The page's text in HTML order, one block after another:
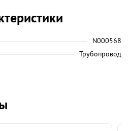
N000568
Трубопровод